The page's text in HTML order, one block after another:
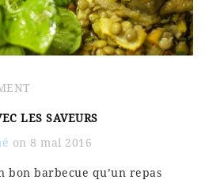
LES SAVEURS
on 8 mai 2016
bon barbecue qu’un repas